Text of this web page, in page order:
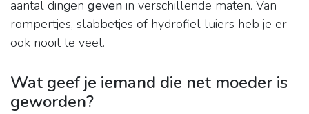
aantal dingen geven in verschillende maten. Van
rompertjes, slabbetjes of hydrofiel luiers heb je er
ook nooit te veel.
Wat geef je iemand die net moeder is
geworden?